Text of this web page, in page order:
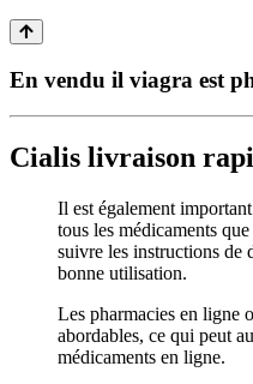
En vendu il viagra est
Cialis livraison
Il est également
tous les médicaments
suivre les instructions de
bonne utilisation.
Les pharmacies en ligne
abordables, ce qui peut
médicaments en ligne.